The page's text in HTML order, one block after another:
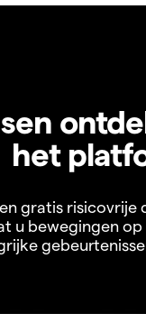
het
gratis risicovrije
u bewegingen